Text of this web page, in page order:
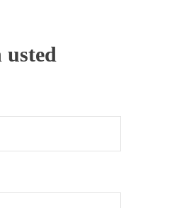
usted